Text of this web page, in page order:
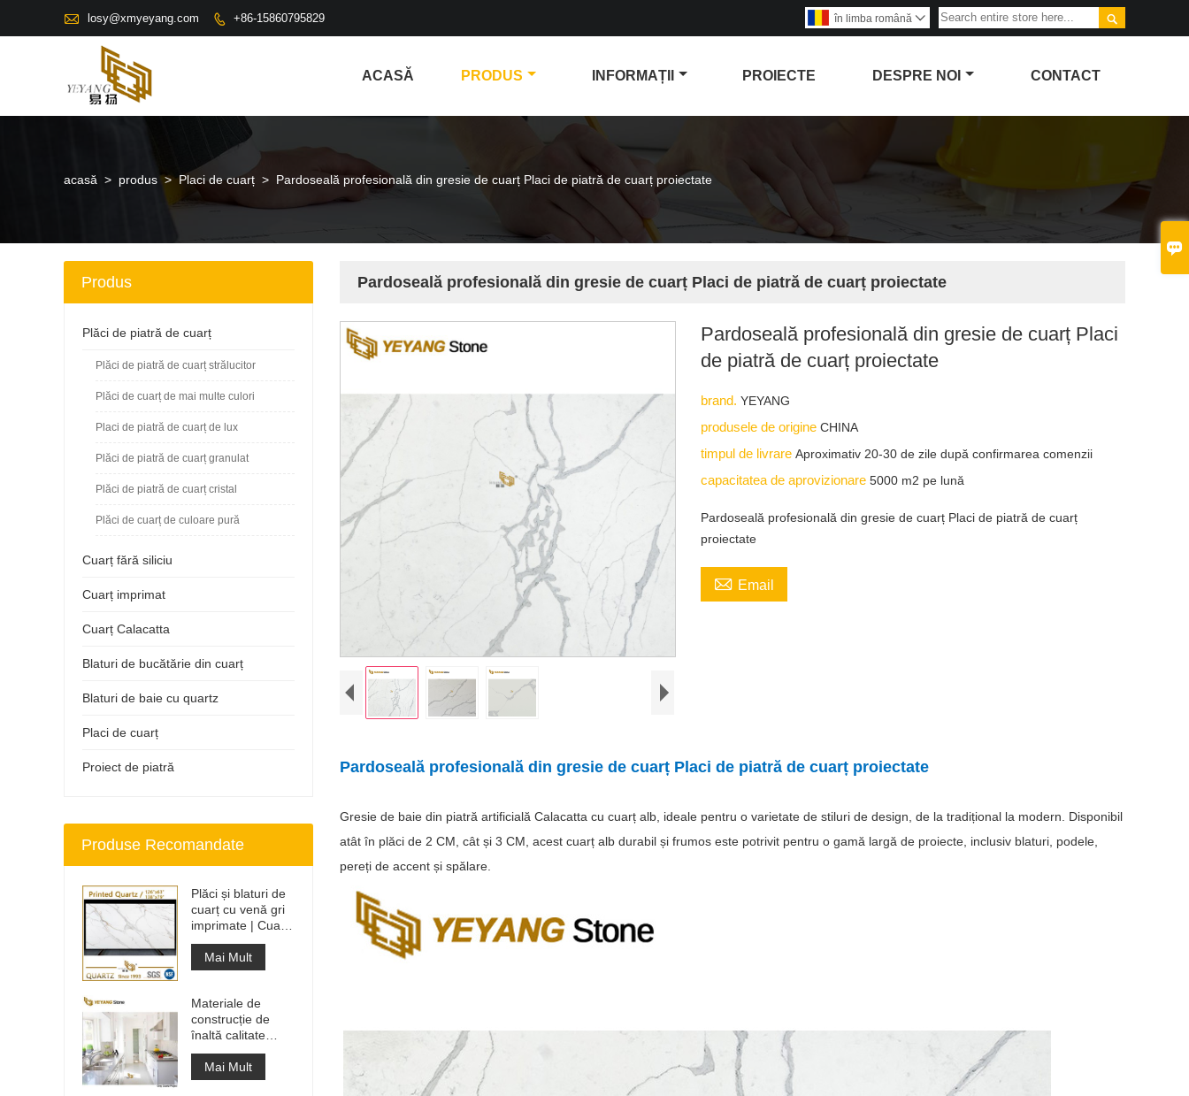

 losy@xmyeyang.com  +86-15860795829 
în limba română 
ACASĂ PRODUS INFORMAȚII PROIECTE DESPRE NOI CONTACT
acasă > produs > Placi de cuarț > Pardoseală profesională din gresie de cuarț Placi de piatră de cuarț proiectate
Pardoseală profesională din gresie de cuarț Placi de piatră de cuarț proiectate
Pardoseală profesională din gresie de cuarț Placi
de piatră de cuarț proiectate
brand.YEYANG
produsele de origineCHINA
timpul de livrareAproximativ 20-30 de zile după confirmarea comenzii
capacitatea de aprovizionare5000 m2 pe lună
Pardoseală profesională din gresie de cuarț Placi de piatră de cuarț
proiectate
 Email
Pardoseală profesională din gresie de cuarț Placi de piatră de cuarț proiectate
Gresie de baie din piatră artificială Calacatta cu cuarț alb, ideale pentru o varietate de stiluri de design, de la tradițional la modern. Disponibil
atât în ​​plăci de 2 CM, cât și 3 CM, acest cuarț alb durabil și frumos este potrivit pentru o gamă largă de proiecte, inclusiv blaturi, podele,
pereți de accent și spălare.
Produs
Plăci de piatră de cuarț
Plăci de piatră de cuarț strălucitor
Plăci de cuarț de mai multe culori
Placi de piatră de cuarț de lux
Plăci de piatră de cuarț granulat
Plăci de piatră de cuarț cristal
Plăci de cuarț de culoare pură
Cuarț fără siliciu
Cuarț imprimat
Cuarț Calacatta
Blaturi de bucătărie din cuarț
Blaturi de baie cu quartz
Placi de cuarț
Proiect de piatră
Produse Recomandate
Plăci și blaturi de
cuarț cu venă gri
imprimate | Cuarț
imprimat pe tot
corpul PQ005
Mai Mult
Materiale de
construcție de
înaltă calitate
Piatră de
pardoseală din
piatră Proiecte gri
Mai Mult